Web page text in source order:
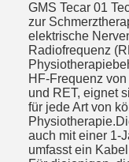
GMS Tecar 01
zur
elektrische
Radiofrequenz
HF-Frequenz
und RET, eignet
für jede Art von
auch mit einer 1-
umfasst ein